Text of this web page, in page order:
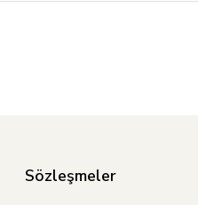
Sözleşmeler